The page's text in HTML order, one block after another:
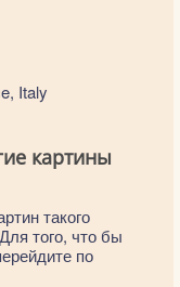
Italy
картины
такого
того, что бы
по